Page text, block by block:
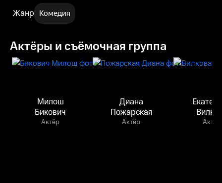
Жанр Комедия
Актёры и съёмочная группа
Милош
Бикович
Актёр
Диана
Пожарская
Актёр Актёр